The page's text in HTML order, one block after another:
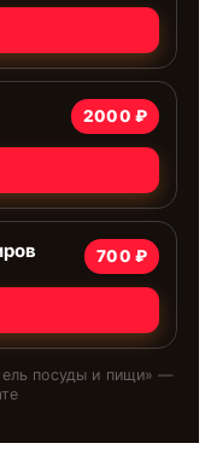
2000 ₽
700 ₽
посуды и пищи» —